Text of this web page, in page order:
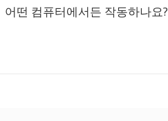
어떤 컴퓨터에서든 작동하나요?